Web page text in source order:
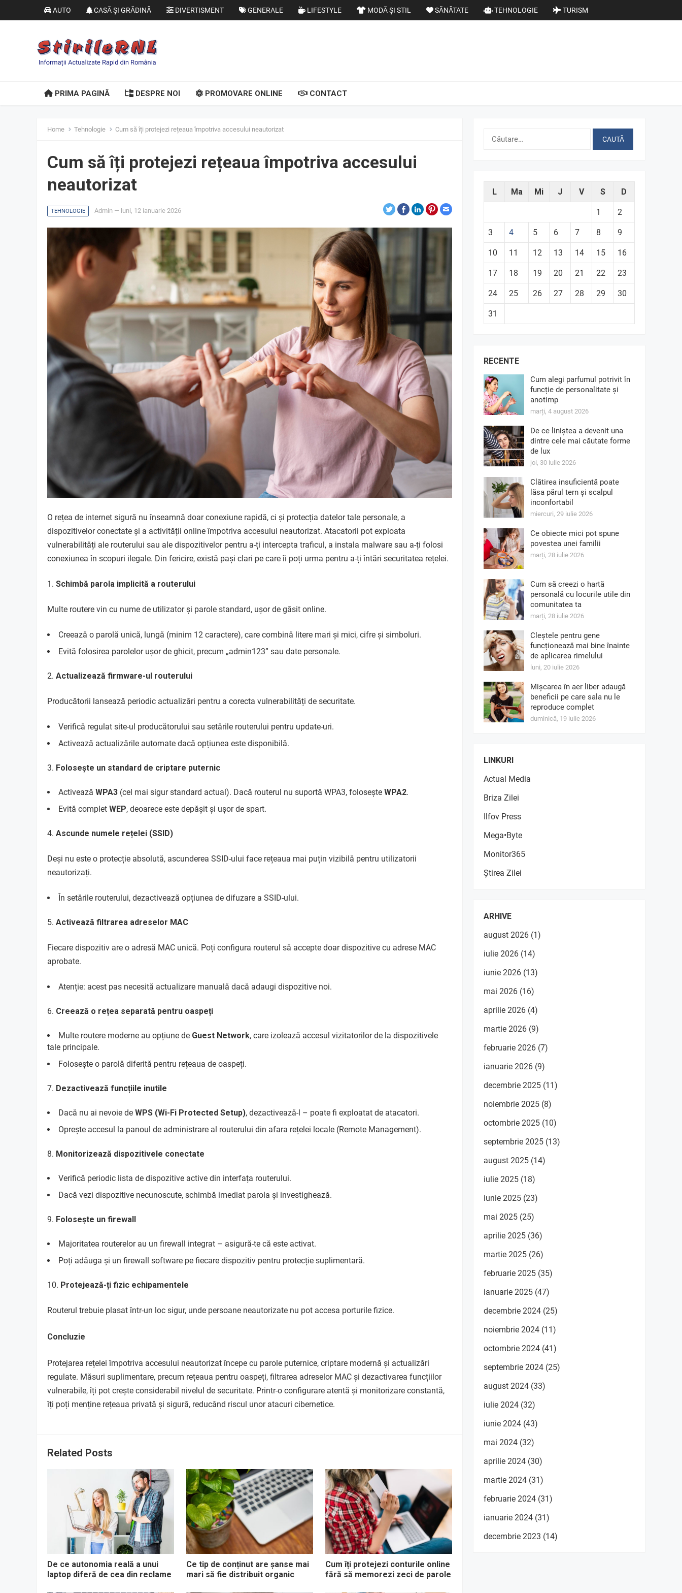
AUTO CASĂ ȘI GRĂDINĂ DIVERTISMENT GENERALE LIFESTYLE MODĂ ȘI STIL SĂNĂTATE TEHNOLOGIE TURISM
PRIMA PAGINĂ DESPRE NOI PROMOVARE ONLINE CONTACT
Home Tehnologie Cum să îți protejezi rețeaua împotriva accesului neautorizat
Cum să îți protejezi rețeaua împotriva accesului
neautorizat
TEHNOLOGIE Admin — luni, 12 ianuarie 2026
O rețea de internet sigură nu înseamnă doar conexiune rapidă, ci și protecția datelor tale personale, a
dispozitivelor conectate și a activității online împotriva accesului neautorizat. Atacatorii pot exploata
vulnerabilități ale routerului sau ale dispozitivelor pentru a-ți intercepta traficul, a instala malware sau a-ți folosi
conexiunea în scopuri ilegale. Din fericire, există pași clari pe care îi poți urma pentru a-ți întări securitatea rețelei.
Schimbă parola implicită a routerului
Multe routere vin cu nume de utilizator și parole standard, ușor de găsit online.
Creează o parolă unică, lungă (minim 12 caractere), care combină litere mari și mici, cifre și simboluri.
Evită folosirea parolelor ușor de ghicit, precum „admin123” sau date personale.
Actualizează firmware-ul routerului
Producătorii lansează periodic actualizări pentru a corecta vulnerabilități de securitate.
Verifică regulat site-ul producătorului sau setările routerului pentru update-uri.
Activează actualizările automate dacă opțiunea este disponibilă.
Folosește un standard de criptare puternic
Activează WPA3 (cel mai sigur standard actual). Dacă routerul nu suportă WPA3, folosește WPA2.
Evită complet WEP, deoarece este depășit și ușor de spart.
Ascunde numele rețelei (SSID)
Deși nu este o protecție absolută, ascunderea SSID-ului face rețeaua mai puțin vizibilă pentru utilizatorii
neautorizați.
În setările routerului, dezactivează opțiunea de difuzare a SSID-ului.
Activează filtrarea adreselor MAC
Fiecare dispozitiv are o adresă MAC unică. Poți configura routerul să accepte doar dispozitive cu adrese MAC
aprobate.
Atenție: acest pas necesită actualizare manuală dacă adaugi dispozitive noi.
Creează o rețea separată pentru oaspeți
Multe routere moderne au opțiune de Guest Network, care izolează accesul vizitatorilor de la dispozitivele
tale principale.
Folosește o parolă diferită pentru rețeaua de oaspeți.
Dezactivează funcțiile inutile
Dacă nu ai nevoie de WPS (Wi-Fi Protected Setup), dezactivează-l – poate fi exploatat de atacatori.
Oprește accesul la panoul de administrare al routerului din afara rețelei locale (Remote Management).
Monitorizează dispozitivele conectate
Verifică periodic lista de dispozitive active din interfața routerului.
Dacă vezi dispozitive necunoscute, schimbă imediat parola și investighează.
Folosește un firewall
Majoritatea routerelor au un firewall integrat – asigură-te că este activat.
Poți adăuga și un firewall software pe fiecare dispozitiv pentru protecție suplimentară.
Protejează-ți fizic echipamentele
Routerul trebuie plasat într-un loc sigur, unde persoane neautorizate nu pot accesa porturile fizice.
Concluzie
Protejarea rețelei împotriva accesului neautorizat începe cu parole puternice, criptare modernă și actualizări
regulate. Măsuri suplimentare, precum rețeaua pentru oaspeți, filtrarea adreselor MAC și dezactivarea funcțiilor
vulnerabile, îți pot crește considerabil nivelul de securitate. Printr-o configurare atentă și monitorizare constantă,
îți poți menține rețeaua privată și sigură, reducând riscul unor atacuri cibernetice.
Related Posts
De ce autonomia reală a unui
laptop diferă de cea din reclame
Ce tip de conținut are șanse mai
mari să fie distribuit organic
Cum îți protejezi conturile online
fără să memorezi zeci de parole
Caută
L Ma Mi J V S D
1 2
3 4 5 6 7 8 9
10 11 12 13 14 15 16
17 18 19 20 21 22 23
24 25 26 27 28 29 30
31
RECENTE
Cum alegi parfumul potrivit în
funcție de personalitate și
anotimp
marți, 4 august 2026
De ce liniștea a devenit una
dintre cele mai căutate forme
de lux
joi, 30 iulie 2026
Clătirea insuficientă poate
lăsa părul tern și scalpul
inconfortabil
miercuri, 29 iulie 2026
Ce obiecte mici pot spune
povestea unei familii
marți, 28 iulie 2026
Cum să creezi o hartă
personală cu locurile utile din
comunitatea ta
marți, 28 iulie 2026
Cleștele pentru gene
funcționează mai bine înainte
de aplicarea rimelului
luni, 20 iulie 2026
Mișcarea în aer liber adaugă
beneficii pe care sala nu le
reproduce complet
duminică, 19 iulie 2026
LINKURI
Actual Media
Briza Zilei
Ilfov Press
Mega•Byte
Monitor365
Știrea Zilei
ARHIVE
august 2026 (1)
iulie 2026 (14)
iunie 2026 (13)
mai 2026 (16)
aprilie 2026 (4)
martie 2026 (9)
februarie 2026 (7)
ianuarie 2026 (9)
decembrie 2025 (11)
noiembrie 2025 (8)
octombrie 2025 (10)
septembrie 2025 (13)
august 2025 (14)
iulie 2025 (18)
iunie 2025 (23)
mai 2025 (25)
aprilie 2025 (36)
martie 2025 (26)
februarie 2025 (35)
ianuarie 2025 (47)
decembrie 2024 (25)
noiembrie 2024 (11)
octombrie 2024 (41)
septembrie 2024 (25)
august 2024 (33)
iulie 2024 (32)
iunie 2024 (43)
mai 2024 (32)
aprilie 2024 (30)
martie 2024 (31)
februarie 2024 (31)
ianuarie 2024 (31)
decembrie 2023 (14)